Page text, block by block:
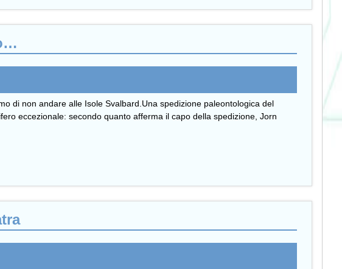
di non andare alle Isole Svalbard.Una spedizione paleontologica del
eccezionale: secondo quanto afferma il capo della spedizione, Jorn